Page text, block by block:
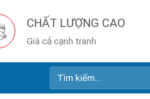
CHẤT LƯỢNG CAO
Giá cả cạnh tranh
Tìm